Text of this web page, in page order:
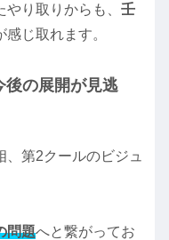
り取りからも、 壬
感じ取れます。
後の展開が見逃
第2クールのビジュ
問題へと繋がってお